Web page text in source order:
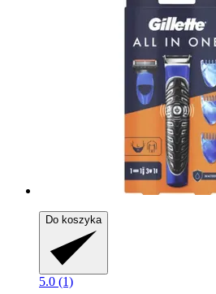
Do koszyka
5.0 (1)